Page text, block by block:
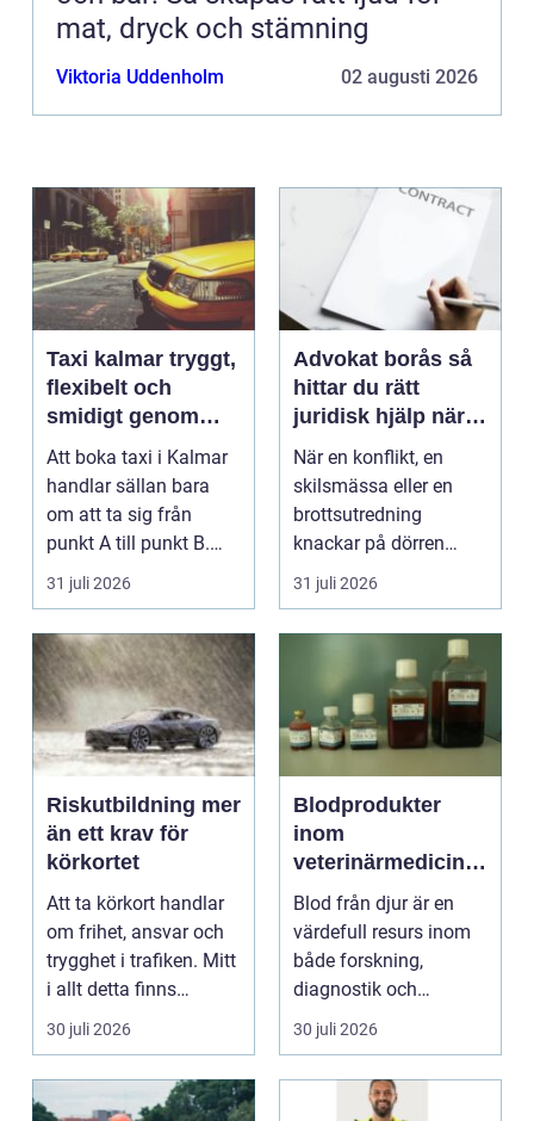
mat, dryck och stämning
Viktoria Uddenholm 02 augusti 2026
Taxi kalmar tryggt,
flexibelt och
smidigt genom
hela resan
Att boka taxi i Kalmar
handlar sällan bara
om att ta sig från
punkt A till punkt B.
För många är res...
31 juli 2026
Advokat borås så
hittar du rätt
juridisk hjälp när
livet krånglar
När en konflikt, en
skilsmässa eller en
brottsutredning
knackar på dörren
förändras vardagen
snabbt....
31 juli 2026
Riskutbildning mer
än ett krav för
körkortet
Att ta körkort handlar
om frihet, ansvar och
trygghet i trafiken. Mitt
i allt detta finns
riskutbild...
30 juli 2026
Blodprodukter
inom
veterinärmedicin
funktion, kvalitet
och användning
Blod från djur är en
värdefull resurs inom
både forskning,
diagnostik och
veterinärmedicin. När
blod...
30 juli 2026